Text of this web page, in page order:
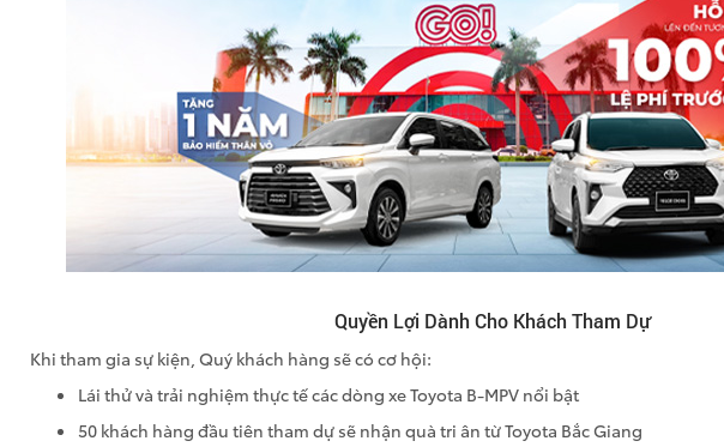
Quyền Lợi Dành Cho Khách Tham Dự
Khi tham gia sự kiện, Quý khách hàng sẽ có cơ hội:
Lái thử và trải nghiệm thực tế các dòng xe Toyota B-MPV nổi bật
50 khách hàng đầu tiên tham dự sẽ nhận quà tri ân từ Toyota Bắc Giang